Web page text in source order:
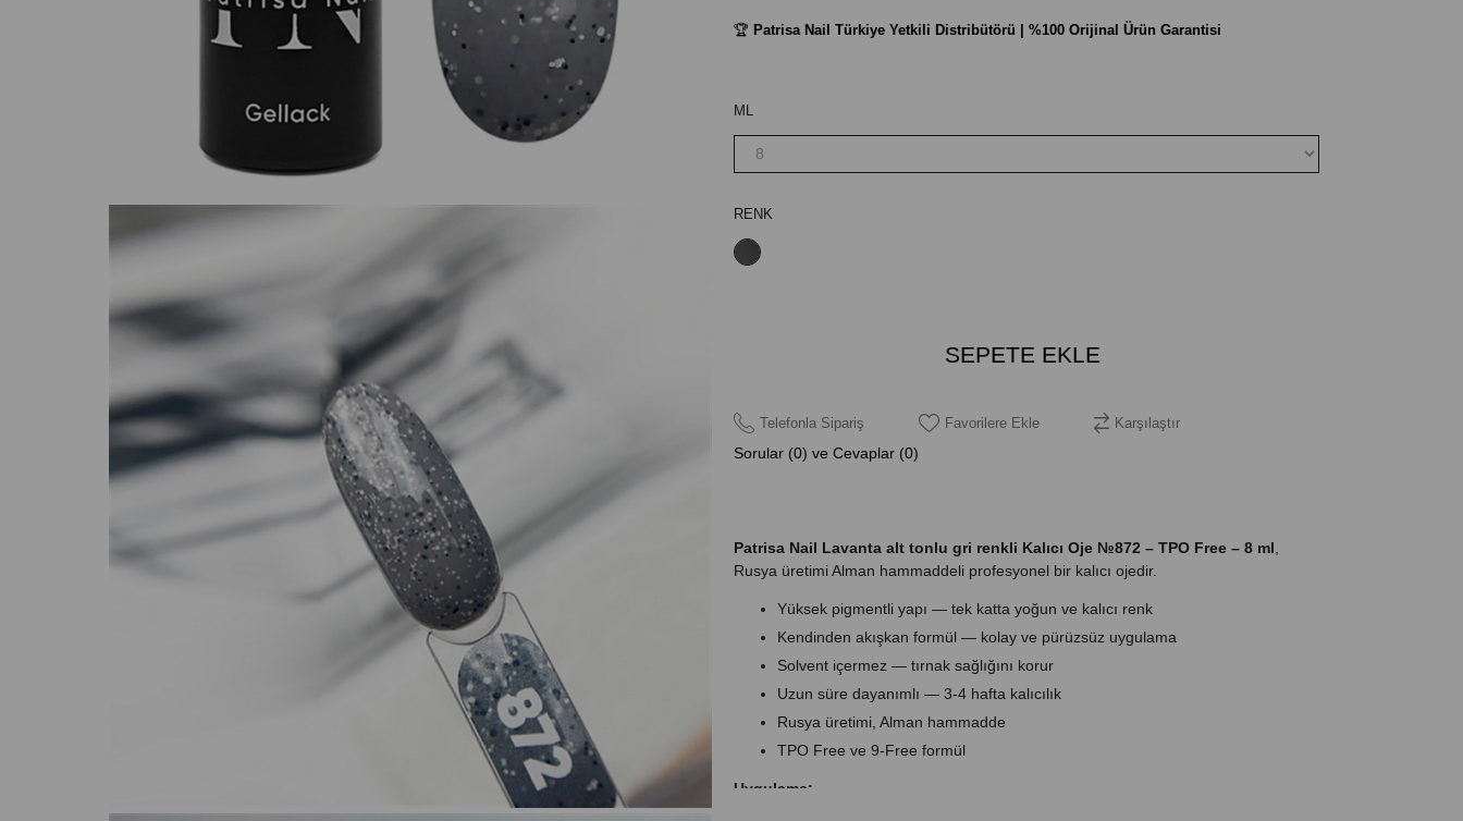
🏆 Patrisa Nail Türkiye Yetkili Distribütörü | %100 Orijinal Ürün Garantisi
ML
RENK
Telefonla Sipariş Favorilere Ekle Karşılaştır
Sorular (0) ve Cevaplar (0)
Patrisa Nail Lavanta alt tonlu gri renkli Kalıcı Oje №872 – TPO Free – 8 ml
Rusya üretimi Alman hammaddeli profesyonel bir kalıcı ojedir.
Yüksek pigmentli yapı — tek katta yoğun ve kalıcı renk
Kendinden akışkan formül — kolay ve pürüzsüz uygulama
Solvent içermez — tırnak sağlığını korur
Uzun süre dayanımlı — 3-4 hafta kalıcılık
Rusya üretimi, Alman hammadde
TPO Free ve 9-Free formül
Uygulama: